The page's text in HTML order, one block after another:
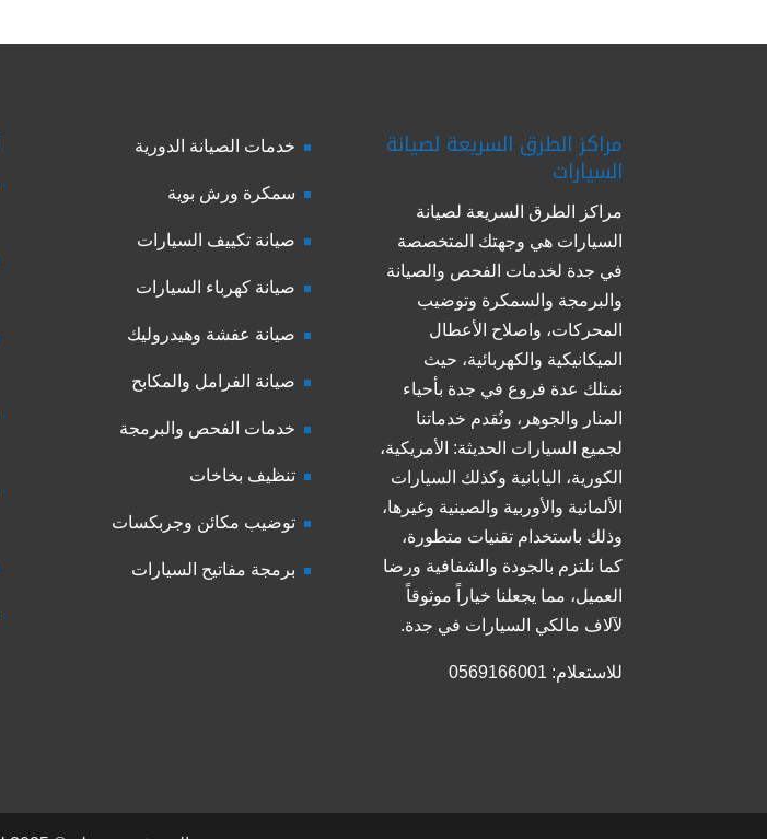
مراكز الطرق السريعة لصيانة
السيارات
مراكز الطرق السريعة لصيانة
السيارات هي وجهتك المتخصصة
في جدة لخدمات الفحص والصيانة
والبرمجة والسمكرة وتوضيب
المحركات، واصلاح الأعطال
الميكانيكية والكهربائية، حيث
نمتلك عدة فروع في جدة بأحياء
المنار والجوهر، ونُقدم خدماتنا
لجميع السيارات الحديثة: الأمريكية،
الكورية، اليابانية وكذلك السيارات
الألمانية والأوربية والصينية وغيرها،
وذلك باستخدام تقنيات متطورة،
كما نلتزم بالجودة والشفافية ورضا
العميل، مما يجعلنا خياراً موثوقاً
لآلاف مالكي السيارات في جدة.
للاستعلام: 0569166001
خدمات الصيانة الدورية
سمكرة ورش بوية
صيانة تكييف السيارات
صيانة كهرباء السيارات
صيانة عفشة وهيدروليك
صيانة الفرامل والمكابح
خدمات الفحص والبرمجة
تنظيف بخاخات
توضيب مكائن وجربكسات
برمجة مفاتيح السيارات